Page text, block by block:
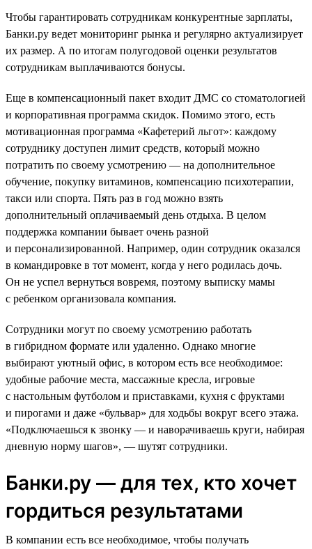
Чтобы гарантировать сотрудникам конкурентные зарплаты,
Банки.ру ведет мониторинг рынка и регулярно актуализирует
их размер. А по итогам полугодовой оценки результатов
сотрудникам выплачиваются бонусы.
Еще в компенсационный пакет входит ДМС со стоматологией
и корпоративная программа скидок. Помимо этого, есть
мотивационная программа «Кафетерий льгот»: каждому
сотруднику доступен лимит средств, который можно
потратить по своему усмотрению — на дополнительное
обучение, покупку витаминов, компенсацию психотерапии,
такси или спорта. Пять раз в год можно взять
дополнительный оплачиваемый день отдыха. В целом
поддержка компании бывает очень разной
и персонализированной. Например, один сотрудник оказался
в командировке в тот момент, когда у него родилась дочь.
Он не успел вернуться вовремя, поэтому выписку мамы
с ребенком организовала компания.
Сотрудники могут по своему усмотрению работать
в гибридном формате или удаленно. Однако многие
выбирают уютный офис, в котором есть все необходимое:
удобные рабочие места, массажные кресла, игровые
с настольным футболом и приставками, кухня с фруктами
и пирогами и даже «бульвар» для ходьбы вокруг всего этажа.
«Подключаешься к звонку — и наворачиваешь круги, набирая
дневную норму шагов», — шутят сотрудники.
Банки.ру — для тех, кто хочет
гордиться результатами
В компании есть все необходимое, чтобы получать